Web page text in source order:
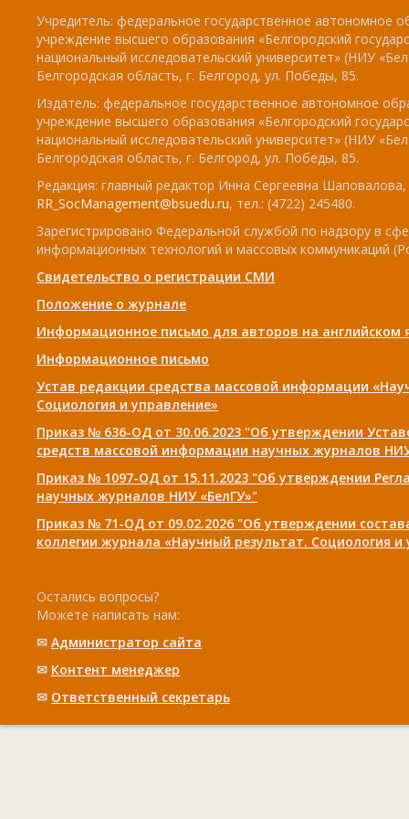
Учредитель: федеральное государственное автономное
учреждение высшего образования «Белгородский
национальный исследовательский университет» (НИУ
Белгородская область, г. Белгород, ул. Победы, 85.
Издатель: федеральное государственное автономное
учреждение высшего образования «Белгородский
национальный исследовательский университет» (НИУ
Белгородская область, г. Белгород, ул. Победы, 85.
Редакция: главный редактор Инна Сергеевна
RR_SocManagement@bsuedu.ru, тел.: (4722) 245480.
Зарегистрировано Федеральной службой по надзору в
информационных технологий и массовых коммуникаций
Свидетельство о регистрации СМИ
Положение о журнале
Информационное письмо для авторов на английском
Информационное письмо
Устав редакции средства массовой информации
Социология и управление»
Приказ № 636-ОД от 30.06.2023 "Об утверждении
средств массовой информации научных журналов
Приказ № 1097-ОД от 15.11.2023 "Об утверждении
научных журналов НИУ «БелГУ»"
Приказ № 71-ОД от 09.02.2026 "Об утверждении
коллегии журнала «Научный результат. Социология и
Остались вопросы?
Можете написать нам:
✉ Администратор сайта
✉ Контент менеджер
✉ Ответственный cекретарь